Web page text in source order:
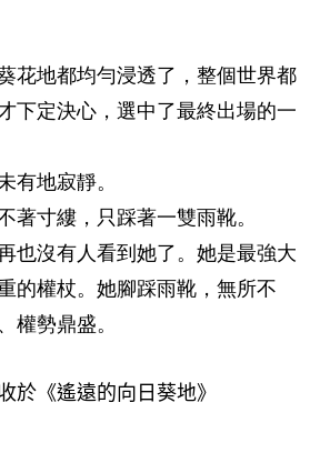
地都均勻浸透了，整個世界都
下定決心，選中了最終出場的一
地寂靜。
寸縷，只踩著一雙雨靴。
也沒有人看到她了。她是最強大
的權杖。她腳踩雨靴，無所不
權勢鼎盛。
《遙遠的向日葵地》